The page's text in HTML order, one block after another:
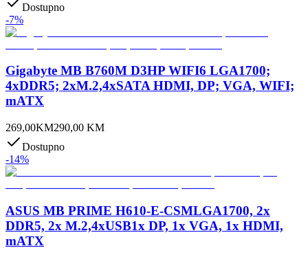
Dostupno
-7%
Gigabyte MB B760M D3HP WIFI6 LGA1700;
4xDDR5; 2xM.2,4xSATA HDMI, DP; VGA, WIFI;
mATX
269,00KM290,00 KM
Dostupno
-14%
ASUS MB PRIME H610-E-CSMLGA1700, 2x
DDR5, 2x M.2,4xUSB1x DP, 1x VGA, 1x HDMI,
mATX